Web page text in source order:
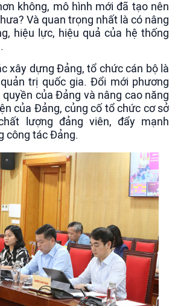
không, mô hình mới đã tạo nên
Và quan trọng nhất là có nâng
hiệu lực, hiệu quả của hệ thống
xây dựng Đảng, tổ chức cán bộ là
trị quốc gia. Đổi mới phương
của Đảng và nâng cao năng
của Đảng, củng cố tổ chức cơ sở
lượng đảng viên, đẩy mạnh
công tác Đảng.